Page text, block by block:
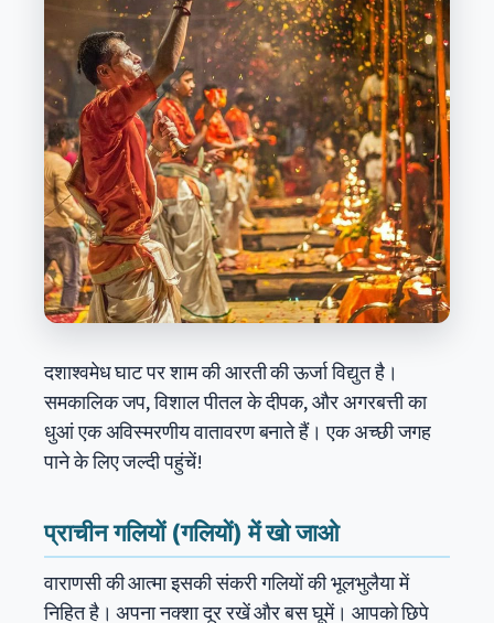
दशाश्वमेध घाट पर शाम की आरती की ऊर्जा विद्युत है।
समकालिक जप, विशाल पीतल के दीपक, और अगरबत्ती का
धुआं एक अविस्मरणीय वातावरण बनाते हैं। एक अच्छी जगह
पाने के लिए जल्दी पहुंचें!
प्राचीन गलियों (गलियों) में खो जाओ
वाराणसी की आत्मा इसकी संकरी गलियों की भूलभुलैया में
निहित है। अपना नक्शा दूर रखें और बस घूमें। आपको छिपे